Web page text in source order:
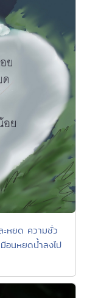
ะหยด ความชั่ว
อนหยดน้ำลงไป